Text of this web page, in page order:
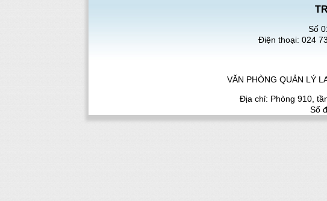
Số
Điện thoại: 024
VĂN PHÒNG QUẢN LÝ
Địa chỉ: Phòng 910,
Số